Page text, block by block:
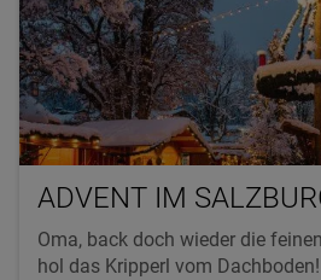
ADVENT IM
Oma, back doch wieder die
hol das Kripperl vom